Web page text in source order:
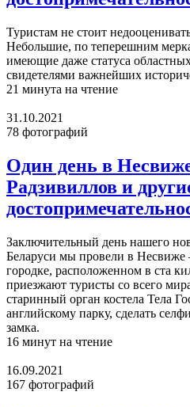
Туристам не стоит
Небольшие, по теперешним
имеющие даже статуса
свидетелями важнейших
21 минута на чтение
31.10.2021
78 фотографий
Один день в
Радзивиллов и
Заключительный день нашего
Беларуси мы провели в
городке, расположенном в ста
приезжают туристы со всего
старинный орган костела Тела
английскому парку, сделать
замка.
16 минут на чтение
16.09.2021
167 фотографий